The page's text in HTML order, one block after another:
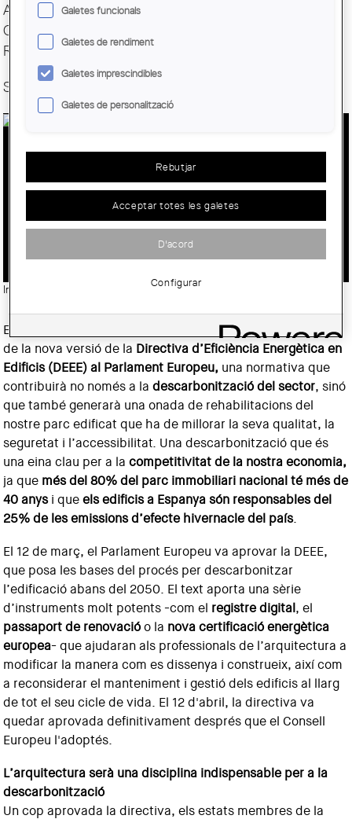
Avantatges COAC
Comunicació
Reserva espai Sala
SOC COAC
EL COAC CELEBRA L’APROVACIÓ DE
L’EPBD, LA DIRECTIVA D’EFICIÈNCIA
ENERGÈTICA D’EDIFICIS QUE
SUPOSARÀ UN CANVI DE PARADIGMA
EN EL SECTOR DE L’EDIFICACIÓ
Imatge:
El Col·legi d’Arquitectes de Catalunya celebra l’aprovació
de la nova versió de la Directiva d’Eficiència Energètica en
Edificis (DEEE) al Parlament Europeu, una normativa que
contribuirà no només a ladescarbonització del sector, sinó
que també generarà una onada de rehabilitacions del
nostre parc edificat que ha de millorar la seva qualitat, la
seguretat i l’accessibilitat. Una descarbonització que és
una eina clau per a lacompetitivitat de la nostra economia,
ja que més del 80% del parc immobiliari nacional té més de
40 anysi queels edificis a Espanya són responsables del
25% de les emissions d’efecte hivernacle del país.
El 12 de març, el Parlament Europeu va aprovar la DEEE,
que posa les bases del procés per descarbonitzar
l’edificació abans del 2050. El text aporta una sèrie
d’instruments molt potents -com el registre digital, el
passaport de renovacióo la nova certificació energètica
europea- que ajudaran als professionals de l’arquitectura a
modificar la manera com es dissenya i construeix, així com
a reconsiderar el manteniment i gestió dels edificis al llarg
de tot el seu cicle de vida. El 12 d'abril, la directiva va
quedar aprovada definitivament després que el Consell
Europeu l'adoptés.
L’arquitectura serà una disciplina indispensable per a la
descarbonització
Un cop aprovada la directiva, els estats membres de la
Galetes funcionals
Galetes de rendiment
Galetes imprescindibles
Galetes de personalització
Rebutjar
Acceptar totes les galetes
D'acord
Configurar